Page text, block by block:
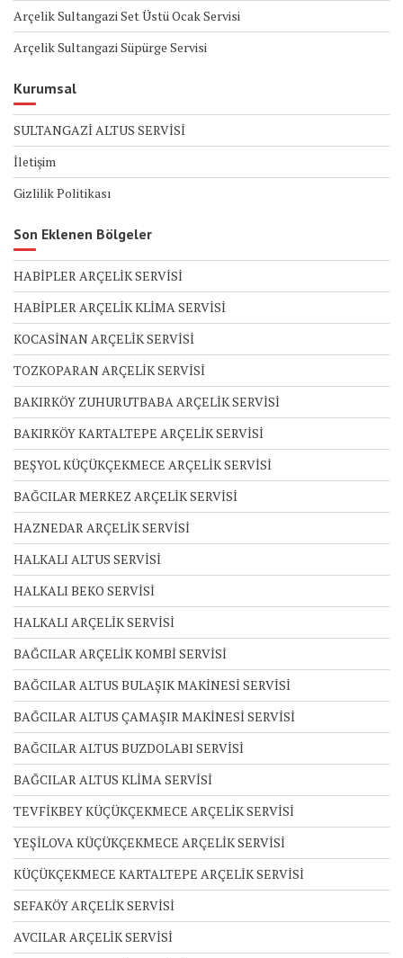
Arçelik Sultangazi Set Üstü Ocak Servisi
Arçelik Sultangazi Süpürge Servisi
Kurumsal
SULTANGAZİ ALTUS SERVİSİ
İletişim
Gizlilik Politikası
Son Eklenen Bölgeler
HABİPLER ARÇELİK SERVİSİ
HABİPLER ARÇELİK KLİMA SERVİSİ
KOCASİNAN ARÇELİK SERVİSİ
TOZKOPARAN ARÇELİK SERVİSİ
BAKIRKÖY ZUHURUTBABA ARÇELİK SERVİSİ
BAKIRKÖY KARTALTEPE ARÇELİK SERVİSİ
BEŞYOL KÜÇÜKÇEKMECE ARÇELİK SERVİSİ
BAĞCILAR MERKEZ ARÇELİK SERVİSİ
HAZNEDAR ARÇELİK SERVİSİ
HALKALI ALTUS SERVİSİ
HALKALI BEKO SERVİSİ
HALKALI ARÇELİK SERVİSİ
BAĞCILAR ARÇELİK KOMBİ SERVİSİ
BAĞCILAR ALTUS BULAŞIK MAKİNESİ SERVİSİ
BAĞCILAR ALTUS ÇAMAŞIR MAKİNESİ SERVİSİ
BAĞCILAR ALTUS BUZDOLABI SERVİSİ
BAĞCILAR ALTUS KLİMA SERVİSİ
TEVFİKBEY KÜÇÜKÇEKMECE ARÇELİK SERVİSİ
YEŞİLOVA KÜÇÜKÇEKMECE ARÇELİK SERVİSİ
KÜÇÜKÇEKMECE KARTALTEPE ARÇELİK SERVİSİ
SEFAKÖY ARÇELİK SERVİSİ
AVCILAR ARÇELİK SERVİSİ